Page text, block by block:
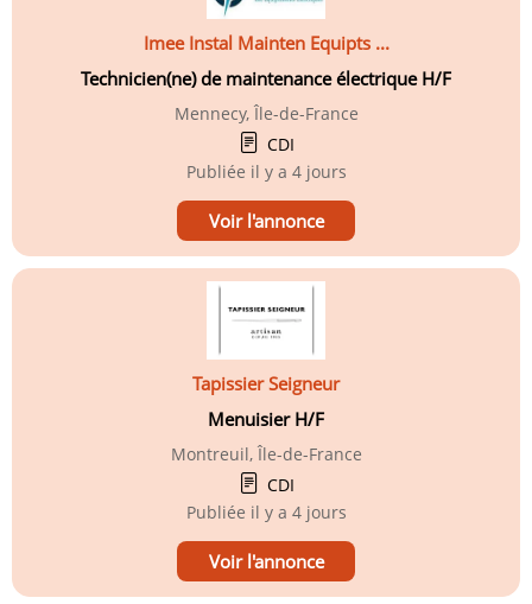
Imee Instal Mainten Equipts ...
Technicien(ne) de maintenance électrique H/F
Mennecy, Île-de-France
CDI
Publiée il y a 4 jours
Voir l'annonce
Tapissier Seigneur
Menuisier H/F
Montreuil, Île-de-France
CDI
Publiée il y a 4 jours
Voir l'annonce